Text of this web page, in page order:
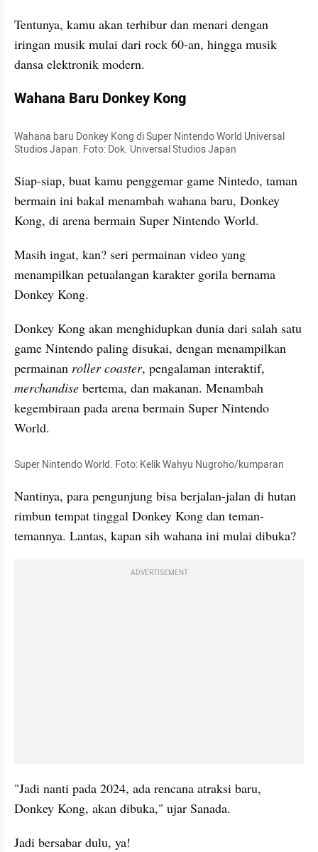
Tentunya, kamu akan terhibur dan menari dengan
iringan musik mulai dari rock 60-an, hingga musik
dansa elektronik modern.
Wahana Baru Donkey Kong
Wahana baru Donkey Kong di Super Nintendo World Universal
Studios Japan. Foto: Dok. Universal Studios Japan
Siap-siap, buat kamu penggemar game Nintedo, taman
bermain ini bakal menambah wahana baru, Donkey
Kong, di arena bermain Super Nintendo World.
Masih ingat, kan? seri permainan video yang
menampilkan petualangan karakter gorila bernama
Donkey Kong.
Donkey Kong akan menghidupkan dunia dari salah satu
game Nintendo paling disukai, dengan menampilkan
permainan roller coaster
merchandise bertema, dan makanan. Menambah
kegembiraan pada arena bermain Super Nintendo
World.
Super Nintendo World. Foto: Kelik Wahyu Nugroho/kumparan
Nantinya, para pengunjung bisa berjalan-jalan di hutan
rimbun tempat tinggal Donkey Kong dan teman-
temannya. Lantas, kapan sih wahana ini mulai dibuka?
ADVERTISEMENT
"Jadi nanti pada 2024, ada rencana atraksi baru,
Donkey Kong, akan dibuka," ujar Sanada.
Jadi bersabar dulu, ya!